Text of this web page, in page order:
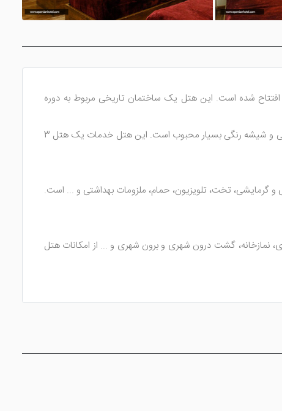
است. این هتل در سال 1395 در میدان وقت الساعت یزد افتتاح شده است. این هتل یک ساختمان تاریخی مربوط به دوره
با آجر چین های رنگی و ایوان وسیع، اتاق های مختص معلولین، رنگ بندی با نشاط و اتاق های نورگیر با پنجره های چوبی و شیشه رنگی بسیار محبوب است. این هتل خدمات یک هتل 3
سرمایشی و گرمایشی، تخت، تلویزیون، حمام، ملزومات بهداشتی و ... است.
نمازخانه، گشت درون شهری و برون شهری و ... از امکانات هتل